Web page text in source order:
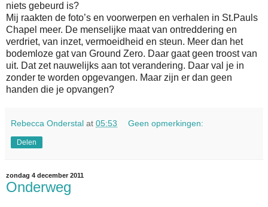
niets gebeurd is?
Mij raakten de foto’s en voorwerpen en verhalen in St.Pauls
Chapel meer. De menselijke maat van ontreddering en
verdriet, van inzet, vermoeidheid en steun. Meer dan het
bodemloze gat van Ground Zero. Daar gaat geen troost van
uit. Dat zet nauwelijks aan tot verandering. Daar val je in
zonder te worden opgevangen. Maar zijn er dan geen
handen die je opvangen?
Rebecca Onderstal at 05:53 Geen opmerkingen:
Delen
zondag 4 december 2011
Onderweg